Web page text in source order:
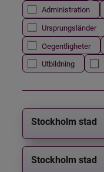
Administration
Ursprungsländer
Oegentligheter
Utbildning
Stockholm stad
Stockholm stad